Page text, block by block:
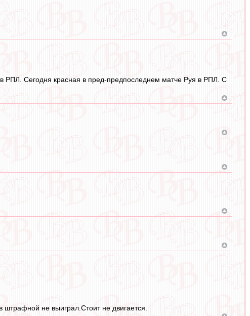
РПЛ. Сегодня красная в пред-предпоследнем матче Руя в РПЛ. С
штрафной не выиграл.Стоит не двигается.